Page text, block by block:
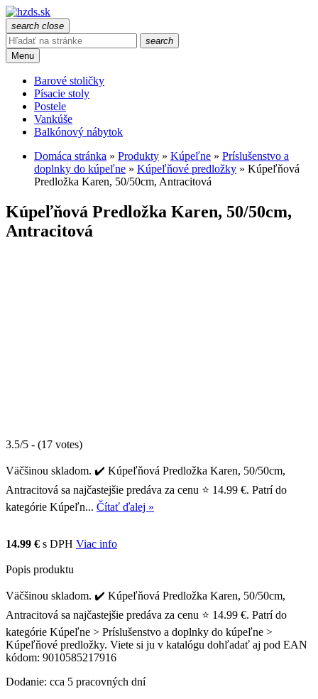
search close
search
Menu
Barové stoličky
Písacie stoly
Postele
Vankúše
Balkónový nábytok
Domáca stránka » Produkty » Kúpeľne » Príslušenstvo a
doplnky do kúpeľne » Kúpeľňové predložky » Kúpeľňová
Predložka Karen, 50/50cm, Antracitová
Kúpeľňová Predložka Karen, 50/50cm,
Antracitová
3.5/5 - (17 votes)
Väčšinou skladom. ✔️ Kúpeľňová Predložka Karen, 50/50cm,
Antracitová sa najčastejšie predáva za cenu ⭐ 14.99 €. Patrí do
kategórie Kúpeľn... Čítať ďalej »
14.99 € s DPH Viac info
Popis produktu
Väčšinou skladom. ✔️ Kúpeľňová Predložka Karen, 50/50cm,
Antracitová sa najčastejšie predáva za cenu ⭐ 14.99 €. Patrí do
kategórie Kúpeľne > Príslušenstvo a doplnky do kúpeľne >
Kúpeľňové predložky. Viete si ju v katalógu dohľadať aj pod EAN
kódom: 9010585217916
Dodanie: cca 5 pracovných dní